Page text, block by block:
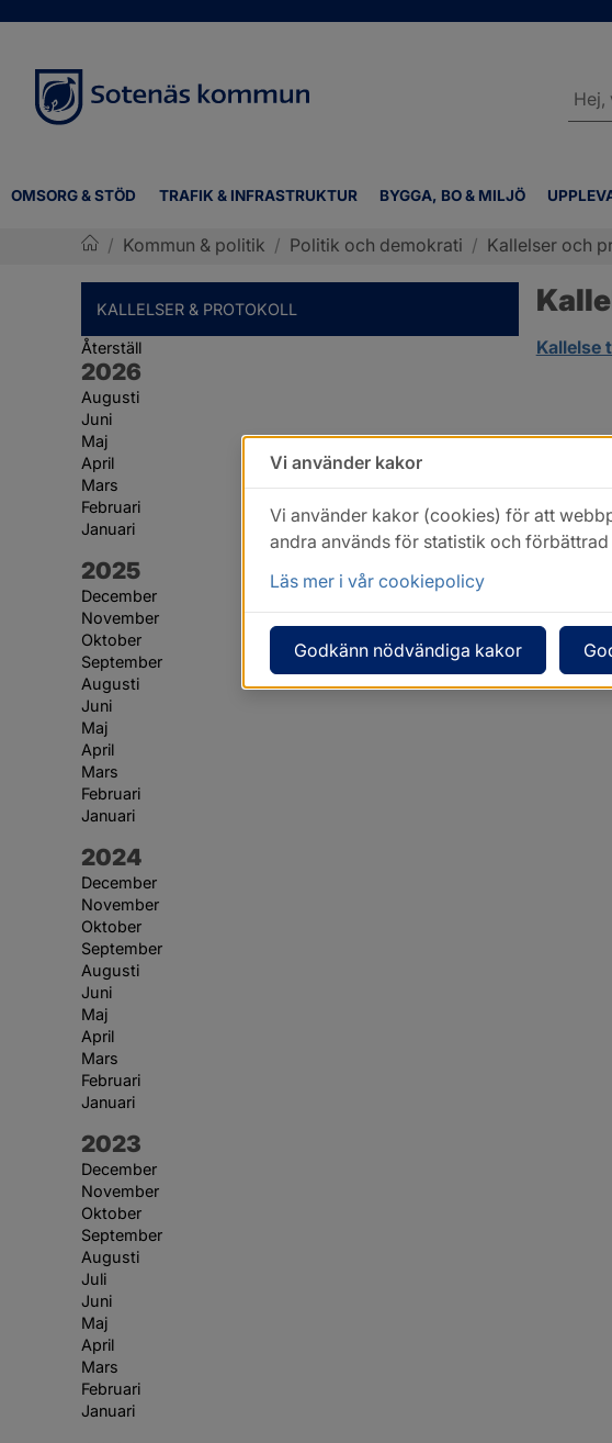
OMSORG & STÖD TRAFIK & INFRASTRUKTUR BYGGA, BO & MILJÖ
/ Kommun & politik / Politik och demokrati / Kallelser och
KALLELSER & PROTOKOLL
Återställ
År:
2026
Augusti
Juni
Maj
April
Mars
Februari
Januari
År:
2025
December
November
Oktober
September
Augusti
Juni
Maj
April
Mars
Februari
Januari
År:
2024
December
November
Oktober
September
Augusti
Juni
Maj
April
Mars
Februari
Januari
År:
2023
December
November
Oktober
September
Augusti
Juli
Juni
Maj
April
Mars
Februari
Januari
Kallelse
Vi använder kakor
Vi använder kakor (cookies) för att
andra används för statistik och
Läs mer i vår cookiepolicy
Godkänn nödvändiga kakor